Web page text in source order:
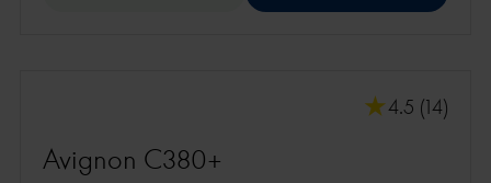
4.5 (14)
Avignon C380+